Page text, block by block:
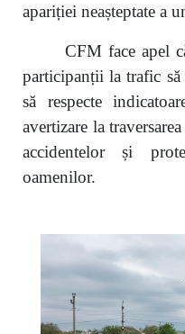
apariției neașteptate a
CFM face apel
participanții la trafic să
să respecte
avertizare la
accidentelor și
oamenilor.